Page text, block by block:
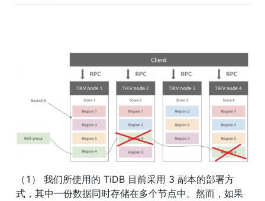
（1） 我们所使用的 TiDB 目前采用 3 副本的部署方
式，其中一份数据同时存储在多个节点中。然而，如果